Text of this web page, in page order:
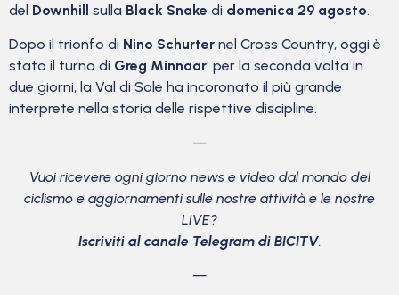
del Downhill sulla Black Snake di domenica 29 agosto.
Dopo il trionfo di Nino Schurter nel Cross Country, oggi è
stato il turno di Greg Minnaar: per la seconda volta in
due giorni, la Val di Sole ha incoronato il più grande
interprete nella storia delle rispettive discipline.
—
Vuoi ricevere ogni giorno news e video dal mondo del
ciclismo e aggiornamenti sulle nostre attività e le nostre
LIVE?
Iscriviti al canale Telegram di BICITV.
—